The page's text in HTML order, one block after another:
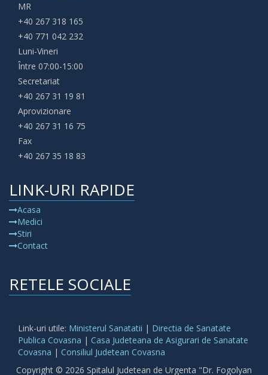
MR
+40 267 318 165
+40 771 042 232
Luni-Vineri
Între 07:00-15:00
Secretariat
+40 267 31 19 81
Aprovizionare
+40 267 31 16 75
Fax
+40 267 35 18 83
LINK-URI RAPIDE
Acasa
Medici
Stiri
Contact
RETELE SOCIALE
Link-uri utile: Ministerul Sanatatii | Directia de Sanatate
Publica Covasna | Casa Judeteana de Asigurari de Sanatate
Covasna | Consiliul Judetean Covasna
Copyright © 2026 Spitalul Judetean de Urgenta "Dr. Fogolyan